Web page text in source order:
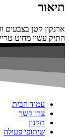
תיאור
ארנקון קטן בצבעים
התיק עשוי מחוט
עמוד הבית
צרו קשר
תקנון
שיתופי פעולה